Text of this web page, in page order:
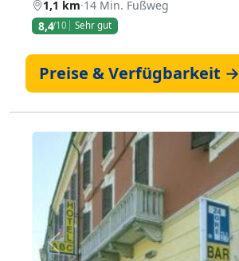
1,1 km·14 Min. Fußweg
8,4/10 Sehr gut
Preise & Verfügbarkeit →
Zurück